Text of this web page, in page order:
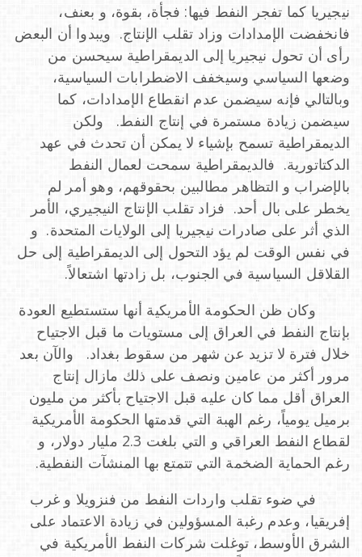
نيجيريا كما تفجر النفط فيها: فجأة، بقوة، و بعنف،
فانخفضت الإمدادات وزاد تقلب الإنتاج. ويبدوا أن البعض
رأى أن تحول نيجيريا إلى الديمقراطية سيحسن من
وضعها السياسي وسيخفف الاضطرابات السياسية،
وبالتالي فإنه سيضمن عدم انقطاع الإمدادات، كما
سيضمن زيادة مستمرة في إنتاج النفط. ولكن
الديمقراطية تسمح بإشياء لا يمكن أن تحدث في عهد
الدكتاتورية. فالديمقراطية سمحت لعمال النفط
بالإضراب و التظاهر مطالبين بحقوقهم، وهو أمر لم
يخطر على بال أحد. فزاد تقلب الإنتاج النيجيري، الأمر
الذي أثر على صادرات نيجيريا إلى الولايات المتحدة. و
في نفس الوقت لم يؤد التحول إلى الديمقراطية إلى حل
القلاقل السياسية في الجنوب، بل زادتها اشتعالاً.
وكان ظن الحكومة الأمريكية أنها ستستطيع العودة
بإنتاج النفط في العراق إلى مستويات ما قبل الاجتياح
خلال فترة لا تزيد عن شهر من سقوط بغداد. والآن بعد
مرور أكثر من عامين ونصف على ذلك مازال إنتاج
العراق أقل مما كان عليه قبل الاجتياح بأكثر من مليون
برميل يومياً، رغم الهبة التي قدمتها الحكومة الأمريكية
لقطاع النفط العراقي و التي بلغت 2.3 مليار دولار، و
رغم الحماية الضخمة التي تتمتع بها المنشآت النفطية.
في ضوء تقلب واردات النفط من فنزويلا و غرب
إفريقيا، وعدم رغبة المسؤولين في زيادة الاعتماد على
الشرق الأوسط، توغلت شركات النفط الأمريكية في